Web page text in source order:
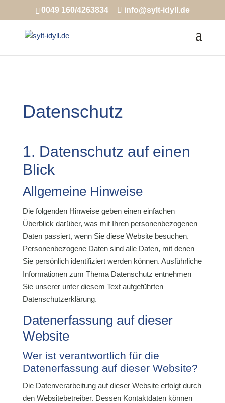
0049 160/4263834 info@sylt-idyll.de
Datenschutz
1. Datenschutz auf einen
Blick
Allgemeine Hinweise
Die folgenden Hinweise geben einen einfachen
Überblick darüber, was mit Ihren personenbezogenen
Daten passiert, wenn Sie diese Website besuchen.
Personenbezogene Daten sind alle Daten, mit denen
Sie persönlich identifiziert werden können. Ausführliche
Informationen zum Thema Datenschutz entnehmen
Sie unserer unter diesem Text aufgeführten
Datenschutzerklärung.
Datenerfassung auf dieser
Website
Wer ist verantwortlich für die
Datenerfassung auf dieser Website?
Die Datenverarbeitung auf dieser Website erfolgt durch
den Websitebetreiber. Dessen Kontaktdaten können